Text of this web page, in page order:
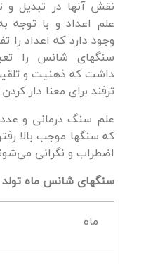
نقش آنها در تبدیل و
علم اعداد و با توجه
وجود دارد که اعداد را
سنگهای شانس را
داشت که ذهنیت و
ترفند برای معنا دار
علم سنگ درمانی و
که سنگها موجب بالا
اضطراب و نگرانی
سنگهای شانس ماه تولد
ماه